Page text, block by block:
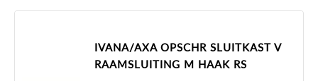
IVANA/AXA OPSCHR SLUITKAST V
RAAMSLUITING M HAAK RS